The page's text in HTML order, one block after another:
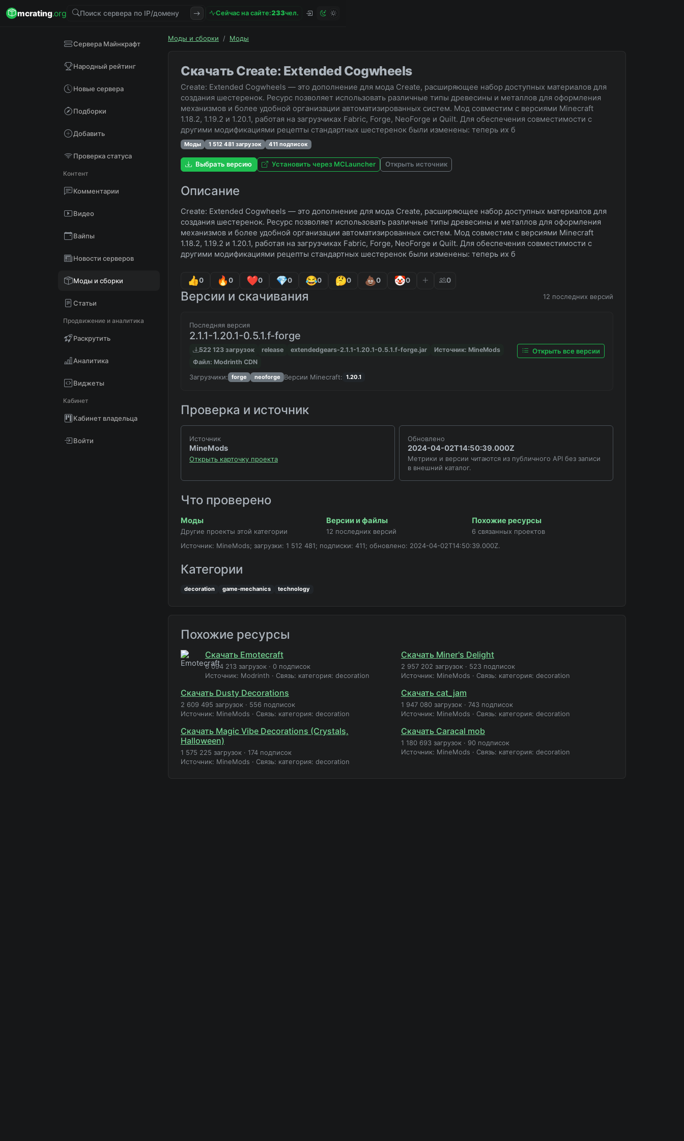
mcrating.org Сейчас на сайте:233чел.
Сервера Майнкрафт
Народный рейтинг
Новые сервера
Подборки
Добавить
Проверка статуса
Контент
Комментарии
Видео
Вайпы
Новости серверов
Моды и сборки
Статьи
Продвижение и аналитика
Раскрутить
Аналитика
Виджеты
Кабинет
Кабинет владельца
Войти
Моды и сборки / Моды
Скачать Create: Extended Cogwheels
Create: Extended Cogwheels — это дополнение для мода Create, расширяющее набор доступных материалов для
создания шестеренок. Ресурс позволяет использовать различные типы древесины и металлов для оформления
механизмов и более удобной организации автоматизированных систем. Мод совместим с версиями Minecraft
1.18.2, 1.19.2 и 1.20.1, работая на загрузчиках Fabric, Forge, NeoForge и Quilt. Для обеспечения совместимости с
другими модификациями рецепты стандартных шестеренок были изменены: теперь их б
Моды 1 512 481 загрузок 411 подписок
Выбрать версию Установить через MCLauncher Открыть источник
Описание
Create: Extended Cogwheels — это дополнение для мода Create, расширяющее набор доступных материалов для
создания шестеренок. Ресурс позволяет использовать различные типы древесины и металлов для оформления
механизмов и более удобной организации автоматизированных систем. Мод совместим с версиями Minecraft
1.18.2, 1.19.2 и 1.20.1, работая на загрузчиках Fabric, Forge, NeoForge и Quilt. Для обеспечения совместимости с
другими модификациями рецепты стандартных шестеренок были изменены: теперь их б
0 0 0 0 0 0 0 0 0
Версии и скачивания 12 последних версий
Последняя версия
2.1.1-1.20.1-0.5.1.f-forge
522 123 загрузок release extendedgears-2.1.1-1.20.1-0.5.1.f-forge.jar
Источник: MineMods
Файл: Modrinth CDN
Загрузчики: forge neoforge Версии Minecraft: 1.20.1
Открыть все версии
Проверка и источник
Источник
MineMods
Открыть карточку проекта
Обновлено
2024-04-02T14:50:39.000Z
Метрики и версии читаются из публичного API без записи
в внешний каталог.
Что проверено
Моды
Другие проекты этой категории
Версии и файлы
12 последних версий
Похожие ресурсы
6 связанных проектов
Источник: MineMods; загрузки: 1 512 481; подписки: 411; обновлено: 2024-04-02T14:50:39.000Z.
Категории
decoration game-mechanics technology
Похожие ресурсы
Скачать Emotecraft
6 094 213 загрузок · 0 подписок
Источник: Modrinth · Связь: категория: decoration
Скачать Miner's Delight
2 957 202 загрузок · 523 подписок
Источник: MineMods · Связь: категория: decoration
Скачать Dusty Decorations
2 609 495 загрузок · 556 подписок
Источник: MineMods · Связь: категория: decoration
Скачать cat_jam
1 947 080 загрузок · 743 подписок
Источник: MineMods · Связь: категория: decoration
Скачать Magic Vibe Decorations (Crystals,
Halloween)
1 575 225 загрузок · 174 подписок
Источник: MineMods · Связь: категория: decoration
Скачать Caracal mob
1 180 693 загрузок · 90 подписок
Источник: MineMods · Связь: категория: decoration